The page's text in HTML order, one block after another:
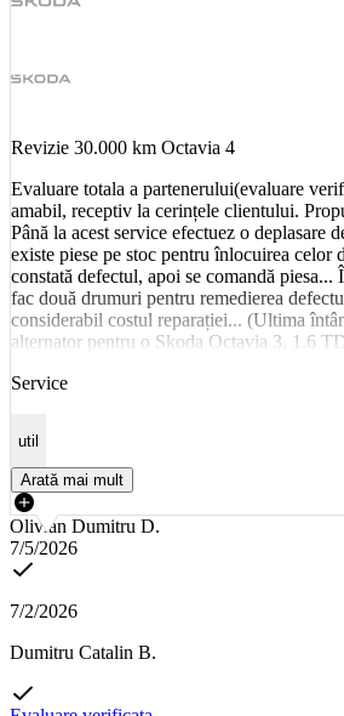
Revizie 30.000 km Octavia 4
Evaluare totala a partenerului(evaluare
amabil, receptiv la cerințele clientului.
Până la acest service efectuez o deplasare
existe piese pe stoc pentru înlocuirea celor
constată defectul, apoi se comandă piesa...
fac două drumuri pentru remedierea
considerabil costul reparației... (Ultima
alternator pentru o Skoda Octavia 3, 1.6
Service
util
Arată mai mult
Olivian Dumitru D.
7/5/2026
7/2/2026
Dumitru Catalin B.